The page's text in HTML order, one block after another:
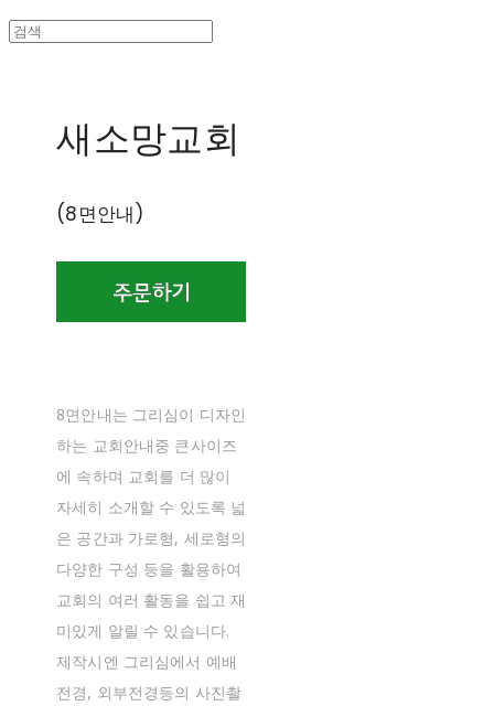
새소망교회
(8면안내)
8면안내는 그리심이 디자인
하는 교회안내중 큰사이즈
에 속하며 교회를 더 많이
자세히 소개할 수 있도록 넓
은 공간과 가로형, 세로형의
다양한 구성 등을 활용하여
교회의 여러 활동을 쉽고 재
미있게 알릴 수 있습니다.
제작시엔 그리심에서 예배
전경, 외부전경등의 사진촬